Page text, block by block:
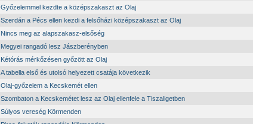
Győzelemmel kezdte a középszakaszt az Olaj
Szerdán a Pécs ellen kezdi a felsőházi középszakaszt az Olaj
Nincs meg az alapszakasz-elsőség
Megyei rangadó lesz Jászberényben
Kétórás mérkőzésen győzött az Olaj
A tabella első és utolsó helyezett csatája következik
Olaj-győzelem a Kecskemét ellen
Szombaton a Kecskemétet lesz az Olaj ellenfele a Tiszaligetben
Súlyos vereség Körmenden